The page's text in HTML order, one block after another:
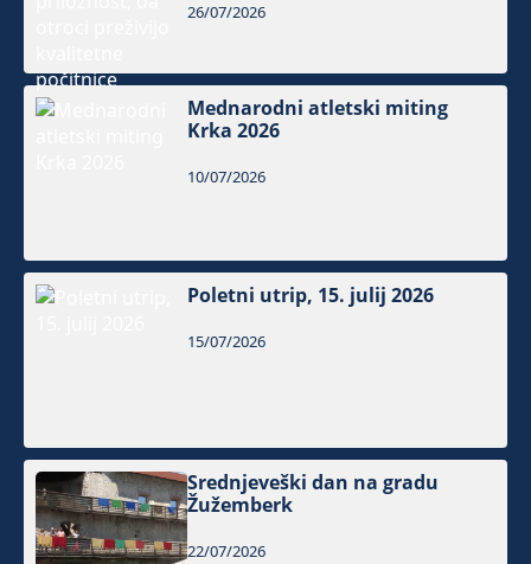
26/07/2026
Mednarodni atletski miting
Krka 2026
10/07/2026
Poletni utrip, 15. julij 2026
15/07/2026
Srednjeveški dan na gradu
Žužemberk
22/07/2026